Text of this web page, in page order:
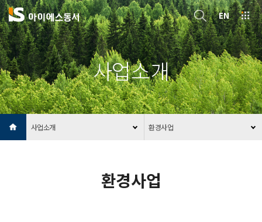
EN
사업소개
사업소개 환경사업
환경사업